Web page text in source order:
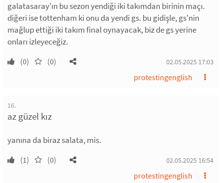
galatasaray'ın bu sezon yendiği iki takımdan birinin maçı.
diğeri ise tottenham ki onu da yendi gs. bu gidişle, gs'nin
mağlup ettiği iki takım final oynayacak, biz de gs yerine
onları izleyeceğiz.
(0) (0) 02.05.2025 17:03
protestingenglish
16.
az güzel kız
yanına da biraz salata, mis.
(1) (0) 02.05.2025 16:54
protestingenglish